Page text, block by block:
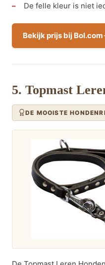
De felle kleur is niet
Bekijk prijs bij Bol.com
5. Topmast
DE MOOISTE